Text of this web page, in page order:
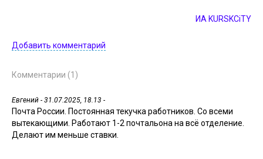
ИА KURSKCiTY
Добавить комментарий
Комментарии (1)
Евгений - 31.07.2025, 18.13 -
Почта России. Постоянная текучка работников. Со всеми
вытекающими. Работают 1-2 почтальона на всё отделение.
Делают им меньше ставки.